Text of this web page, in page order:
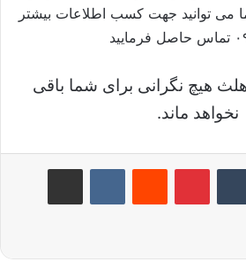
می توانید جهت کسب اطلاعات بیشتر
هیچ نگرانی برای شما باقی
نخواهد ماند.
‫پین‌ترست ‫رددیت